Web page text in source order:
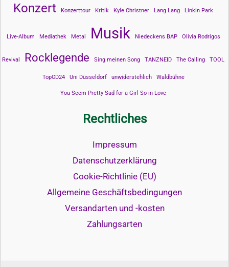
Konzert Konzerttour Kritik Kyle Christner Lang Lang Linkin Park
Live-Album Mediathek Metal Musik Niedeckens BAP Olivia Rodrigos
Revival Rocklegende Sing meinen Song TANZNEID The Calling TOOL
TopCD24 Uni Düsseldorf unwiderstehlich Waldbühne
You Seem Pretty Sad for a Girl So in Love
Rechtliches
Impressum
Datenschutzerklärung
Cookie-Richtlinie (EU)
Allgemeine Geschäftsbedingungen
Versandarten und -kosten
Zahlungsarten